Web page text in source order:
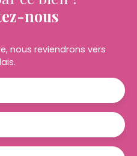
nous
nous reviendrons vers